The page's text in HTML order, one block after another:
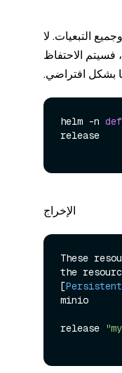
التبعيات. لا
فسيتم الاحتفاظ
بشكل افتراضي.
helm -n
release
الإخراج
These
the
[
minio
release